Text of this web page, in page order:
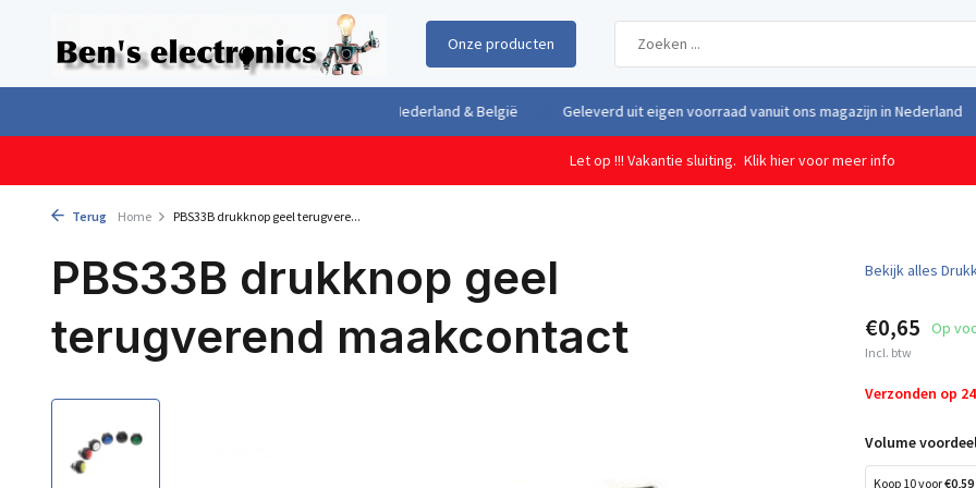
Onze producten
Geleverd uit eigen voorraad vanuit ons magazijn in Nederland Gratis
Let op !!! Vakantie sluiting. Klik hier voor meer info
Terug Home PBS33B drukknop geel terugvere...
PBS33B drukknop geel
terugverend maakcontact
Bekijk alles
€0,65 Op
Incl. btw
Verzonden op
Volume
Koop 10 voor€0,59